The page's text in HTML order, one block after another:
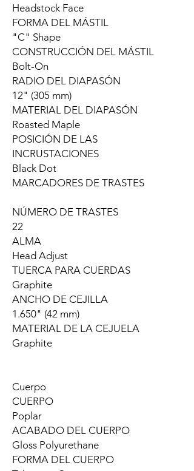
Headstock Face
FORMA DEL MÁSTIL
"C" Shape
CONSTRUCCIÓN DEL MÁSTIL
Bolt-On
RADIO DEL DIAPASÓN
12" (305 mm)
MATERIAL DEL DIAPASÓN
Roasted Maple
POSICIÓN DE LAS
INCRUSTACIONES
Black Dot
MARCADORES DE TRASTES
NÚMERO DE TRASTES
22
ALMA
Head Adjust
TUERCA PARA CUERDAS
Graphite
ANCHO DE CEJILLA
1.650" (42 mm)
MATERIAL DE LA CEJUELA
Graphite
Cuerpo
CUERPO
Poplar
ACABADO DEL CUERPO
Gloss Polyurethane
FORMA DEL CUERPO